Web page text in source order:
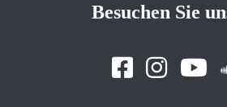
Besuchen Sie